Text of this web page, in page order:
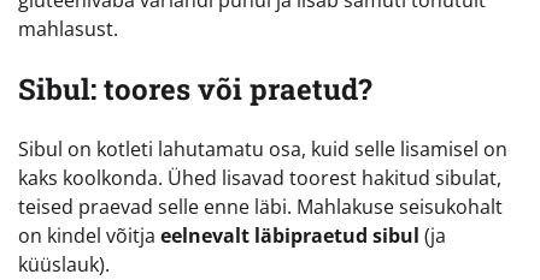
mahlasust.
Sibul: toores või praetud?
Sibul on kotleti lahutamatu osa, kuid selle lisamisel on
kaks koolkonda. Ühed lisavad toorest hakitud sibulat,
teised praevad selle enne läbi. Mahlakuse seisukohalt
on kindel võitja eelnevalt läbipraetud sibul (ja
küüslauk).